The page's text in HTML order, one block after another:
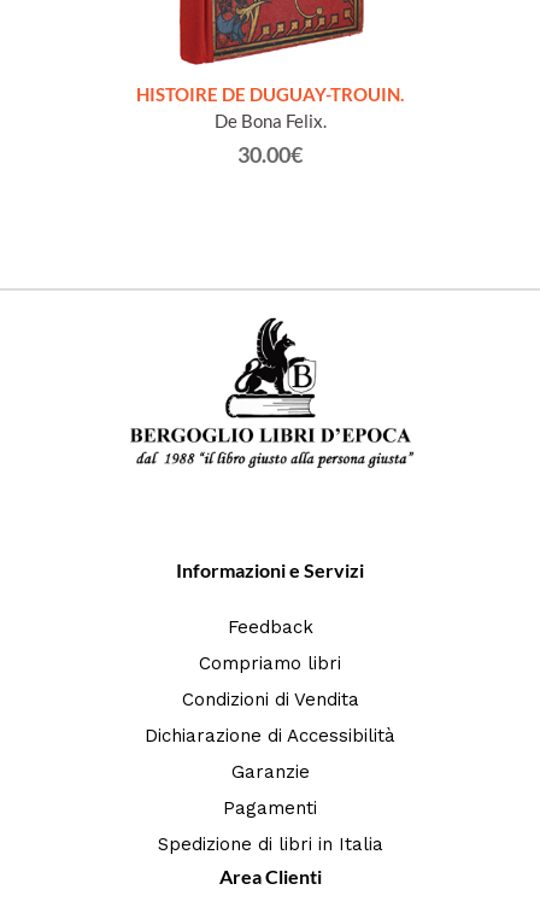
HISTOIRE DE DUGUAY-TROUIN.
De Bona Felix.
30.00€
Informazioni e Servizi
Feedback
Compriamo libri
Condizioni di Vendita
Dichiarazione di Accessibilità
Garanzie
Pagamenti
Spedizione di libri in Italia
Area Clienti